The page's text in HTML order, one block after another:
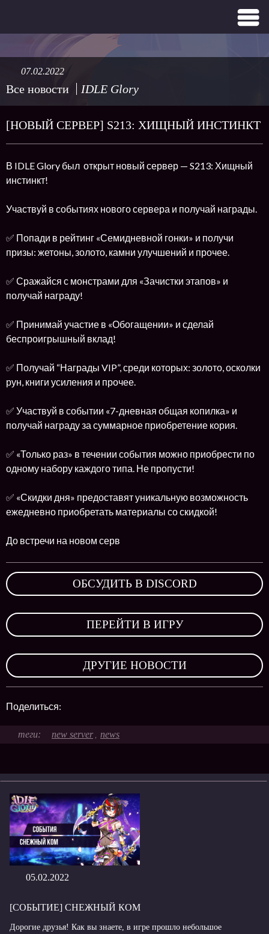
Все новости IDLE Glory
07.02.2022
[НОВЫЙ СЕРВЕР] S213: ХИЩНЫЙ ИНСТИНКТ
В IDLE Glory был открыт новый сервер — S213: Хищный
инстинкт!
Участвуй в событиях нового сервера и получай награды.
✅ Попади в рейтинг «Семидневной гонки» и получи
призы: жетоны, золото, камни улучшений и прочее.
✅ Сражайся с монстрами для «Зачистки этапов» и
получай награду!
✅ Принимай участие в «Обогащении» и сделай
беспроигрышный вклад!
✅ Получай “Награды VIP”, среди которых: золото, осколки
рун, книги усиления и прочее.
✅ Участвуй в событии «7-дневная общая копилка» и
получай награду за суммарное приобретение кория.
✅ «Только раз» в течении события можно приобрести по
одному набору каждого типа. Не пропусти!
✅ «Скидки дня» предоставят уникальную возможность
ежедневно приобретать материалы со скидкой!
До встречи на новом серв
ОБСУДИТЬ В DISCORD
ПЕРЕЙТИ В ИГРУ
ДРУГИЕ НОВОСТИ
Поделиться:
new server , news
05.02.2022
[СОБЫТИЕ] СНЕЖНЫЙ КОМ
Дорогие друзья! Как вы знаете, в игре прошло небольшое